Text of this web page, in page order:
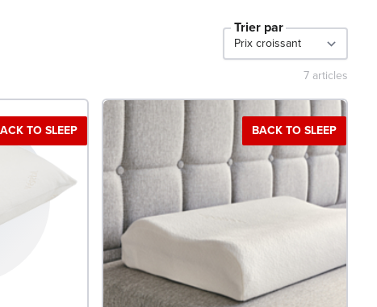
Trier par
7 articles
TO SLEEP BACK TO SLEEP